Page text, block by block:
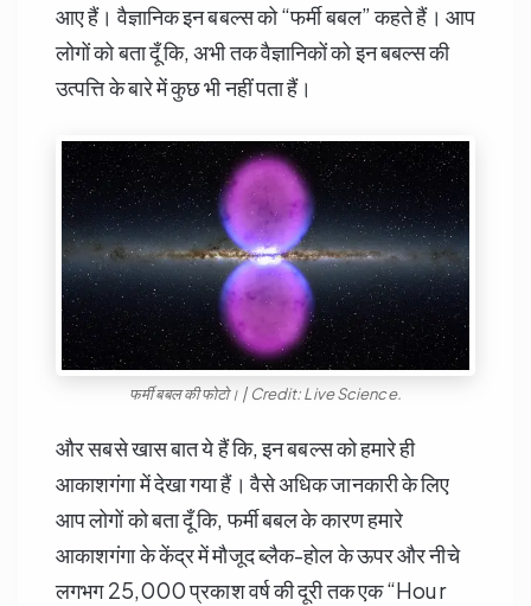
आए हैं। वैज्ञानिक इन बबल्स को “फर्मी बबल” कहते हैं। आप
लोगों को बता दूँ कि, अभी तक वैज्ञानिकों को इन बबल्स की
उत्पत्ति के बारे में कुछ भी नहीं पता हैं।
फर्मी बबल की फोटो। | Credit: Live Science.
और सबसे खास बात ये हैं कि, इन बबल्स को हमारे ही
आकाशगंगा में देखा गया हैं। वैसे अधिक जानकारी के लिए
आप लोगों को बता दूँ कि, फर्मी बबल के कारण हमारे
आकाशगंगा के केंद्र में मौजूद ब्लैक-होल के ऊपर और नीचे
लगभग 25,000 प्रकाश वर्ष की दूरी तक एक “Hour